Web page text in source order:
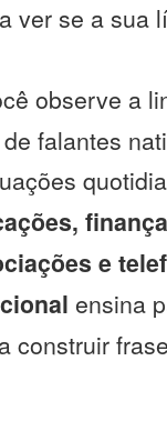
ver se a sua
observe a
falantes
e
ensina
construir